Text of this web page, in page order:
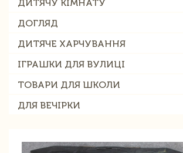
ДИТЯЧУ КІМНАТУ
ДОГЛЯД
ДИТЯЧЕ ХАРЧУВАННЯ
ІГРАШКИ ДЛЯ ВУЛИЦІ
ТОВАРИ ДЛЯ ШКОЛИ
ДЛЯ ВЕЧІРКИ